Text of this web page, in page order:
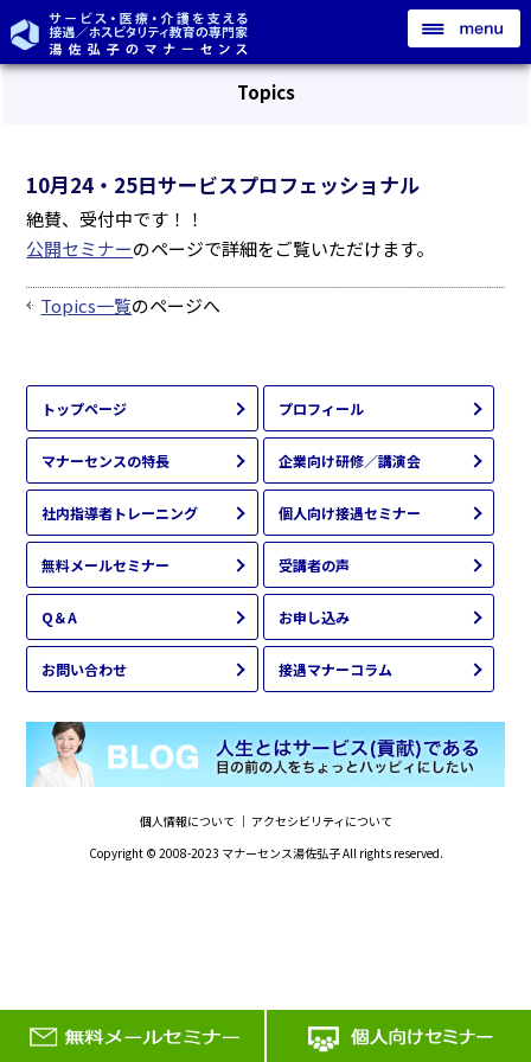
Topics
10月24・25日サービスプロフェッショナル
絶賛、受付中です！！
公開セミナーのページで詳細をご覧いただけます。
Topics一覧のページへ
トップページ プロフィール
マナーセンスの特長 企業向け研修／講演会
社内指導者トレーニング 個人向け接遇セミナー
無料メールセミナー 受講者の声
Q＆A お申し込み
お問い合わせ 接遇マナーコラム
個人情報について ｜ アクセシビリティについて
Copyright © 2008-2023 マナーセンス湯佐弘子All rights reserved.